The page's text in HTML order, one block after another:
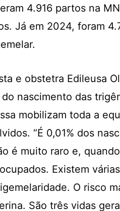
4.916 partos na
Já em 2024, foram
e obstetra Edileusa
nascimento das
mobilizam toda a
“É 0,01% dos
é muito raro e,
Existem
O risco
São três vidas